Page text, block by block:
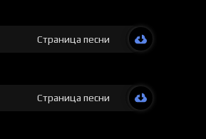
Страница песни
Страница песни